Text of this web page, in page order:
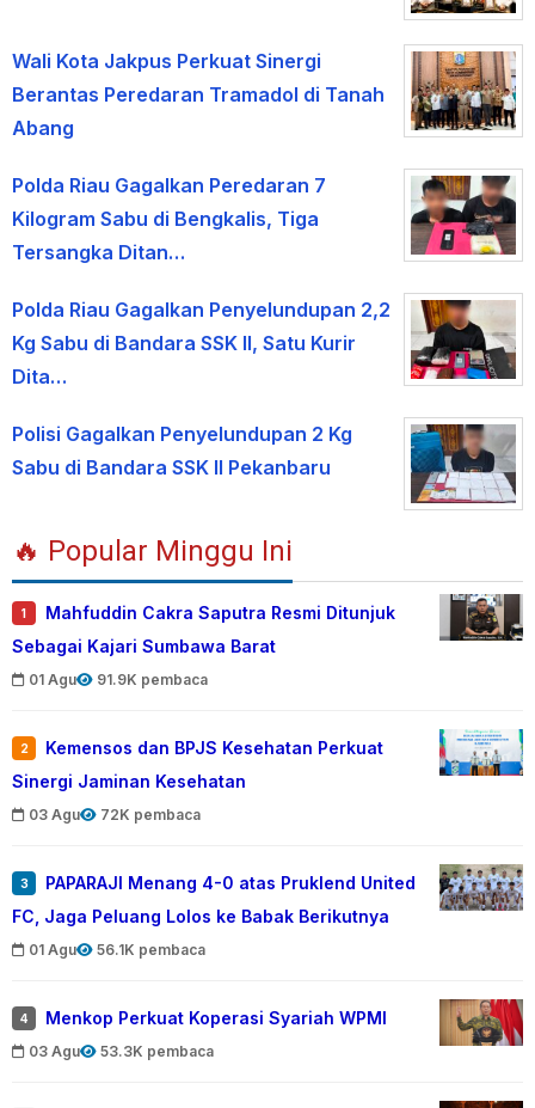
Wali Kota Jakpus Perkuat Sinergi
Berantas Peredaran Tramadol di Tanah
Abang
Polda Riau Gagalkan Peredaran 7
Kilogram Sabu di Bengkalis, Tiga
Tersangka Ditan…
Polda Riau Gagalkan Penyelundupan 2,2
Kg Sabu di Bandara SSK II, Satu Kurir
Dita…
Polisi Gagalkan Penyelundupan 2 Kg
Sabu di Bandara SSK II Pekanbaru
🔥 Popular Minggu Ini
1
Mahfuddin Cakra Saputra Resmi Ditunjuk
Sebagai Kajari Sumbawa Barat
01 Agu 91.9K pembaca
2
Kemensos dan BPJS Kesehatan Perkuat
Sinergi Jaminan Kesehatan
03 Agu 72K pembaca
3
PAPARAJI Menang 4-0 atas Pruklend United
FC, Jaga Peluang Lolos ke Babak Berikutnya
01 Agu 56.1K pembaca
4 Menkop Perkuat Koperasi Syariah WPMI
03 Agu 53.3K pembaca